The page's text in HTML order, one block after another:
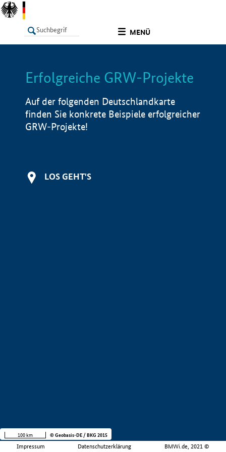
MENÜ
LISTE Info
Erfolgreiche GRW-Projekte
Auf der folgenden Deutschlandkarte
finden Sie konkrete Beispiele erfolgreicher
GRW-Projekte!
LOS GEHT'S
Impressum Datenschutzerklärung BMWi.de, 2021 ©
100 km © Geobasis-DE / BKG 2015